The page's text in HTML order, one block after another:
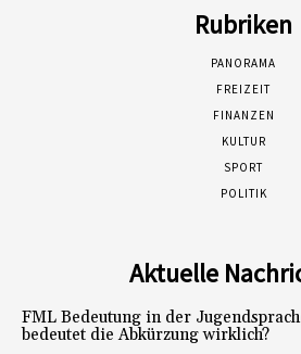
Rubriken
PANORAMA
FREIZEIT
FINANZEN
KULTUR
SPORT
POLITIK
Aktuelle
FML Bedeutung in der
bedeutet die Abkürzung wirklich?